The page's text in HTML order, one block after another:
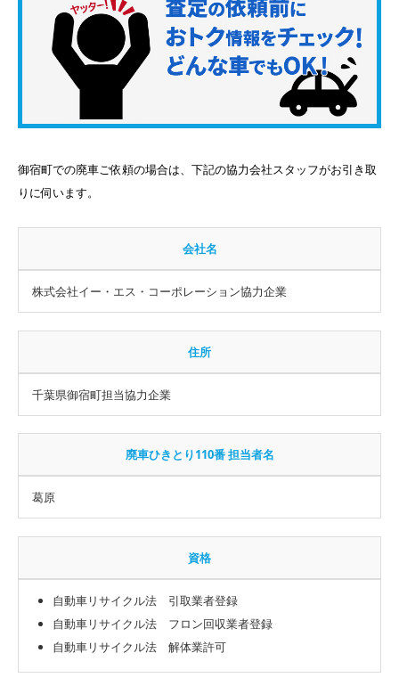
御宿町での廃車ご依頼の場合は、下記の協力会社スタッフがお引き取
りに伺います。
会社名
株式会社イー・エス・コーポレーション協力企業
住所
千葉県御宿町担当協力企業
廃車ひきとり110番 担当者名
葛原
資格
自動車リサイクル法 引取業者登録
自動車リサイクル法 フロン回収業者登録
自動車リサイクル法 解体業許可